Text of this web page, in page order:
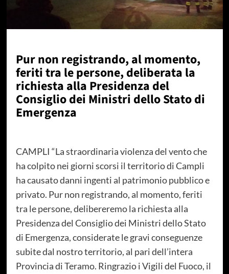
Pur non registrando, al momento,
feriti tra le persone, deliberata la
richiesta alla Presidenza del
Consiglio dei Ministri dello Stato di
Emergenza
CAMPLI “La straordinaria violenza del vento che
ha colpito nei giorni scorsi il territorio di Campli
ha causato danni ingenti al patrimonio pubblico e
privato. Pur non registrando, al momento, feriti
tra le persone, delibereremo la richiesta alla
Presidenza del Consiglio dei Ministri dello Stato
di Emergenza, considerate le gravi conseguenze
subite dal nostro territorio, al pari dell’intera
Provincia di Teramo. Ringrazio i Vigili del Fuoco, il